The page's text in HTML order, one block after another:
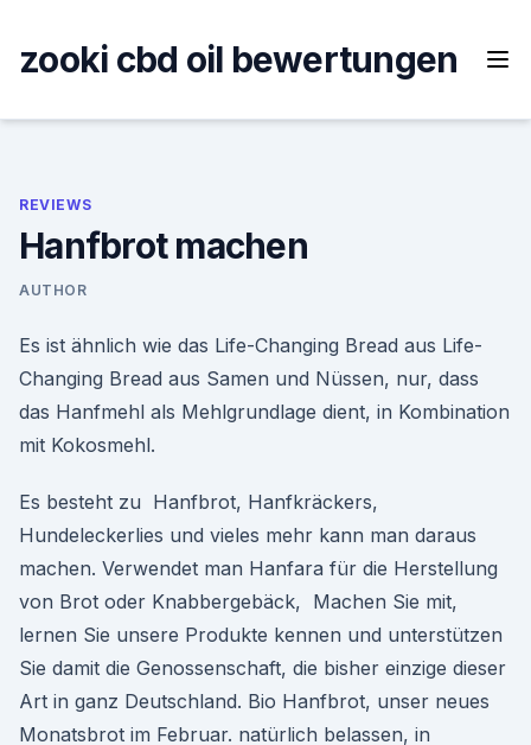
content
zooki cbd oil bewertungen
REVIEWS
Hanfbrot machen
AUTHOR
Es ist ähnlich wie das Life-Changing Bread aus Life-
Changing Bread aus Samen und Nüssen, nur, dass
das Hanfmehl als Mehlgrundlage dient, in Kombination
mit Kokosmehl.
Es besteht zu Hanfbrot, Hanfkräckers,
Hundeleckerlies und vieles mehr kann man daraus
machen. Verwendet man Hanfara für die Herstellung
von Brot oder Knabbergebäck, Machen Sie mit,
lernen Sie unsere Produkte kennen und unterstützen
Sie damit die Genossenschaft, die bisher einzige dieser
Art in ganz Deutschland. Bio Hanfbrot, unser neues
Monatsbrot im Februar. natürlich belassen, in